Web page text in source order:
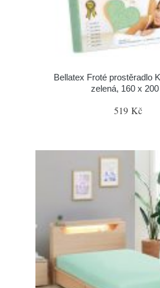
Bellatex Froté prostěradlo
zelená, 160 x
519 Kč